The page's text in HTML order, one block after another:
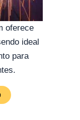
oferece
ideal
para